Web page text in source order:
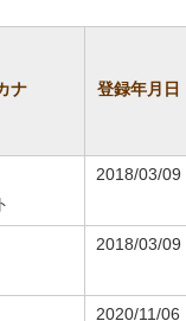
ナ 登録年月日
2018/03/09
2018/03/09
2020/11/06